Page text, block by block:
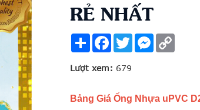
RẺ NHẤT
ShareFacebook
TwitterMessenger
Lượt xem: 679
Bảng Giá Ống Nhựa uPVC